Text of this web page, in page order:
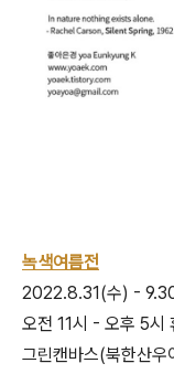
녹색여름전
2022.8.31(수) -
오전 11시 - 오후 5시
그린캔바스(북한산우